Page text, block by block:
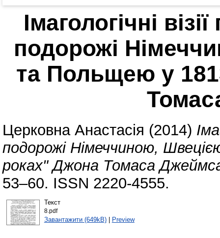
Імагологічні
подорожі
та Польщею у
Церковна Анастасія (2014)
подорожі Німеччиною,
роках" Джона Томаса
53–60. ISSN 2220-4555.
Текст
8.pdf
Завантажити (649kB)| Preview